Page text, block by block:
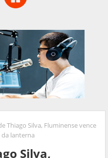
Thiago Silva, Fluminense vence
da lanterna
Silva,